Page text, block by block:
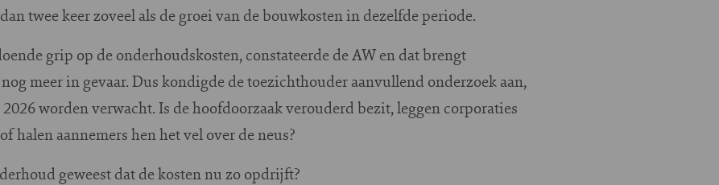
twee keer zoveel als de groei van de bouwkosten in dezelfde periode.
grip op de onderhoudskosten, constateerde de AW en dat brengt
meer in gevaar. Dus kondigde de toezichthouder aanvullend onderzoek aan,
worden verwacht. Is de hoofdoorzaak verouderd bezit, leggen corporaties
halen aannemers hen het vel over de neus?
geweest dat de kosten nu zo opdrijft?